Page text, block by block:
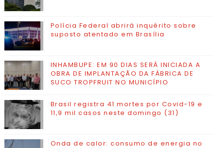
Polícia Federal abrirá inquérito sobre
suposto atentado em Brasília
INHAMBUPE: EM 90 DIAS SERÁ INICIADA A
OBRA DE IMPLANTAÇÃO DA FÁBRICA DE
SUCO TROPFRUIT NO MUNICÍPIO
Brasil registra 41 mortes por Covid-19 e
11,9 mil casos neste domingo (31)
Onda de calor: consumo de energia no